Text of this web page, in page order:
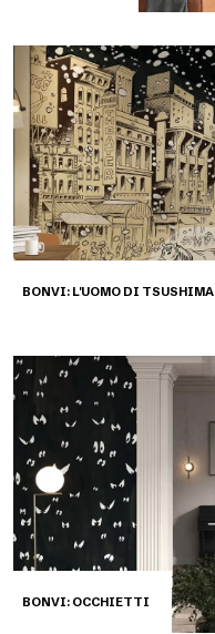
BONVI: L'UOMO DI TSUSHIMA
BONVI: OCCHIETTI